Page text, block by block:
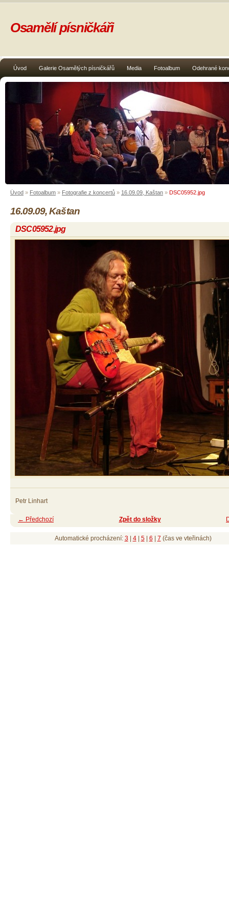
Úvod Galerie Osamělých písničkářů Media Fotoalbum Odehrané
Osamělí písničkáři
Úvod » Fotoalbum » Fotografie z koncertů » 16.09.09, Kaštan » DSC05952.jpg
16.09.09, Kaštan
DSC05952.jpg
Petr Linhart
← Předchozí Zpět do složky
Automatické procházení: 3| 4| 5| 6 7 (čas ve vteřinách)